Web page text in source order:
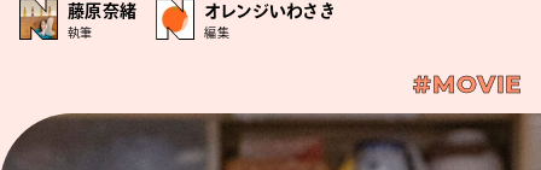
藤原奈緒
執筆
オレンジいわさき
編集
#MOVIE